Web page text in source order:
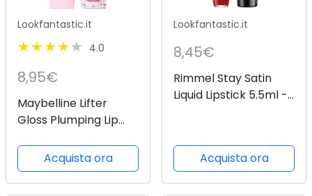
Lookfantastic.it
4.0
8,95€
Maybelline Lifter
Gloss Plumping Lip
prolungata formula
con acido ialuronico e
peperoncino (varie
Acquista ora
Lookfantastic.it
8,45€
Rimmel Stay Satin
Liquid Lipstick 5.5ml -
Acquista ora